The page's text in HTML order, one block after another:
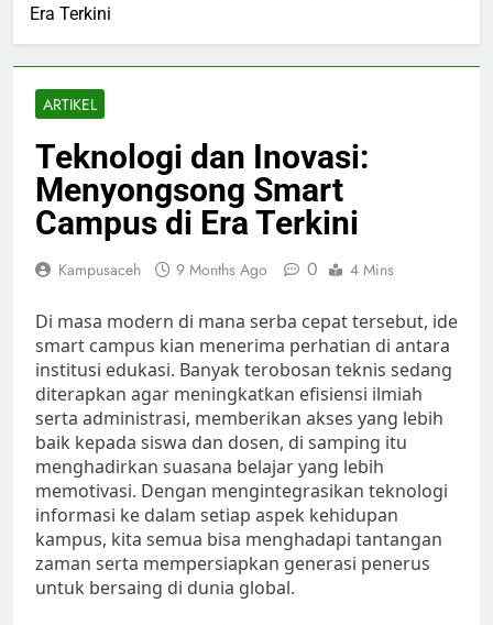
Era Terkini
ARTIKEL
Teknologi dan Inovasi:
Menyongsong Smart
Campus di Era Terkini
Kampusaceh 9 Months Ago 0 4 Mins
Di masa modern di mana serba cepat tersebut, ide
smart campus kian menerima perhatian di antara
institusi edukasi. Banyak terobosan teknis sedang
diterapkan agar meningkatkan efisiensi ilmiah
serta administrasi, memberikan akses yang lebih
baik kepada siswa dan dosen, di samping itu
menghadirkan suasana belajar yang lebih
memotivasi. Dengan mengintegrasikan teknologi
informasi ke dalam setiap aspek kehidupan
kampus, kita semua bisa menghadapi tantangan
zaman serta mempersiapkan generasi penerus
untuk bersaing di dunia global.